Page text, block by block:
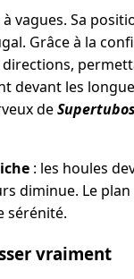
vagues. Sa
Grâce à la
devant les
deSupertubos
: les houles
diminue. Le
sérénité.
vraiment